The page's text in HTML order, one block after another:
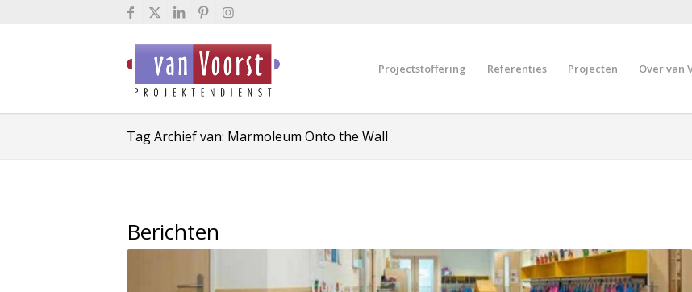
Projectstoffering Referenties Projecten Over van
Tag Archief van: Marmoleum Onto the Wall
Berichten